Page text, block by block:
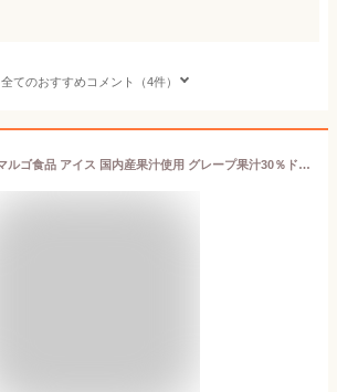
全てのおすすめコメント（4件）
【送料無料】マルゴ食品 アイス 国内産果汁使用 グレープ果汁30％ドリンク 8本入×16袋セット チューペット風ドリンク おやつ 子供 食品 チューチュー シャーベット ポッキンアイス 棒ジュース【のし・包装不可】